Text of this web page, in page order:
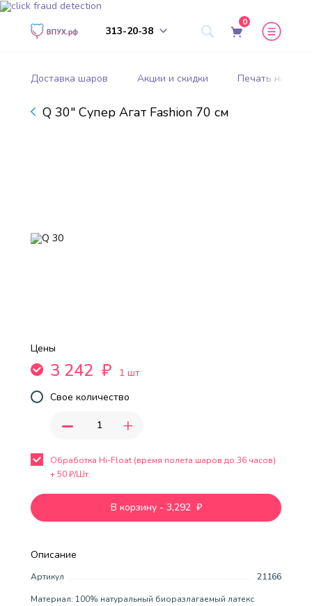
313-20-38
0
Доставка шаров Акции и скидки Печать на
Q 30" Супер Агат Fashion 70 см
Описание
Артикул
21166
Материал: 100% натуральный биоразлагаемый латекс
Цены
3 242 ₽
1 шт
Свое количество
- +
Обработка Hi-Float (время полета шаров до 36 часов)
+50₽/Шт.
В корзину - 3,292 ₽